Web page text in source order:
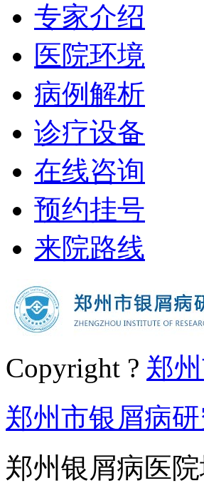
专家介绍
医院环境
病例解析
诊疗设备
在线咨询
预约挂号
来院路线
Copyright ? 郑
郑州市银屑病
郑州银屑病医